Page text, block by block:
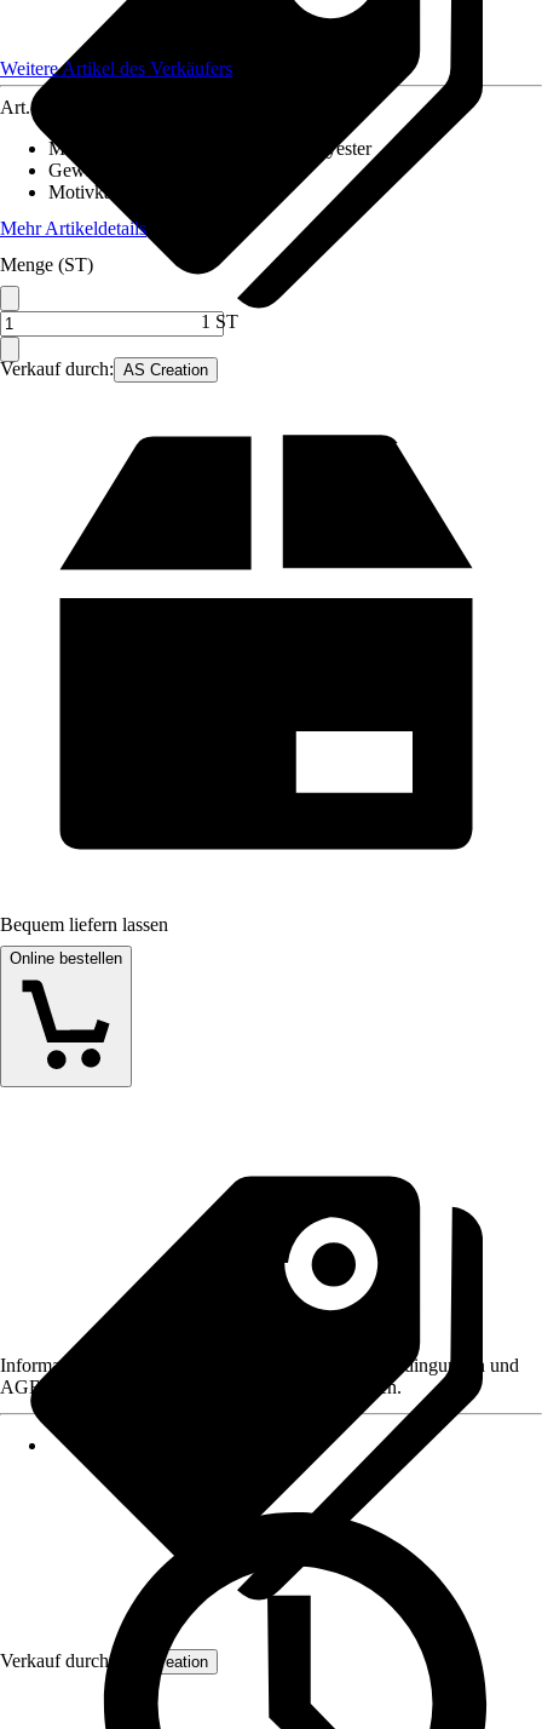
Verkauf durch: AS Creation
Weitere Artikel des Verkäufers
Art.-Nr.
Material Leinwand
Baumwolle, Polyester
Gewicht
Motivkategorie
Mehr Artikeldetails
Menge (ST)
1 ST
Bequem liefern lassen
Online bestellen
Verkauf durch: AS Creation
Informationen des Verkäufers, wie z. B. Rückgabebedingungen und
AGB, finden Sie bei Klick auf den Verkäufernamen.